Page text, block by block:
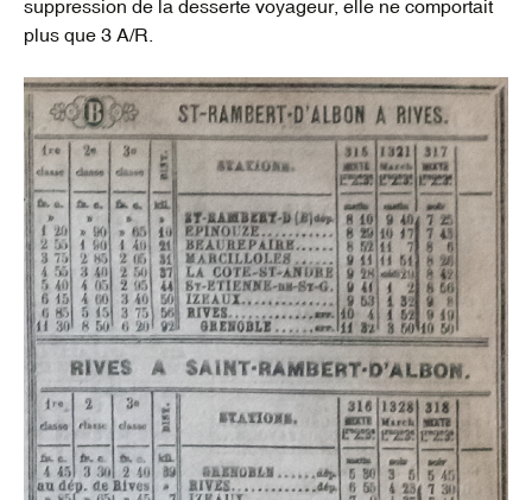
suppression de la desserte voyageur, elle ne comportait
plus que 3 A/R.